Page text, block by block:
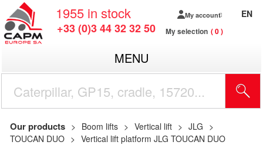
1955 in stock
+33 (0)3 44 32 32 50
My account
My selection 0
EN
MENU
Our products Boom lifts Vertical lift
JLG
TOUCAN DUO
Vertical lift platform JLG TOUCAN DUO